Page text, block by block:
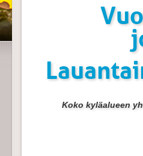
Koko kyläalueen